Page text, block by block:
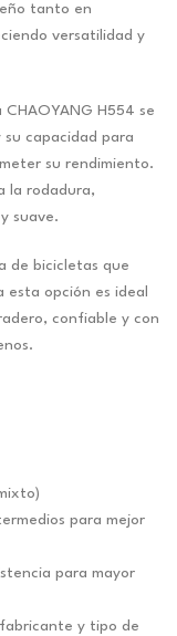
tanto en
versatilidad y
H554 se
capacidad para
su rendimiento.
la rodadura,
suave.
de bicicletas que
opción es ideal
confiable y con
para mejor
para mayor
y tipo de